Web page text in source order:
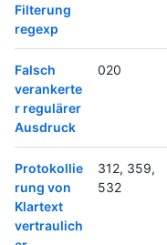
Filterung
regexp
Falsch
verankerte
r regulärer
Ausdruck
020
Protokollie
rung von
Klartext
vertraulich
312, 359,
532